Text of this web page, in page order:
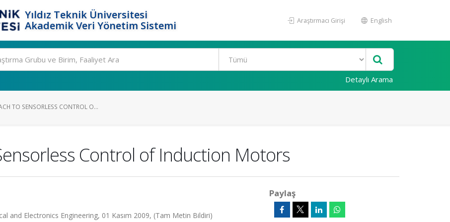
Yıldız Teknik Üniversitesi
Akademik Veri Yönetim Sistemi
Araştırmacı Girişi English
Detaylı Arama
TO SENSORLESS CONTROL O...
Control of Induction Motors
and Electronics Engineering, 01 Kasım 2009, (Tam Metin Bildiri)
Paylaş